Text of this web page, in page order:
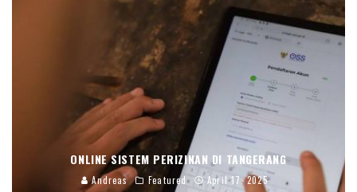
ONLINE SISTEM PERIZINAN DI TANGERANG
Andreas Featured April 17, 2025